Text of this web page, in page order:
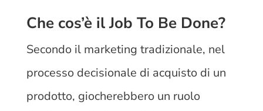
Che cos’è il Job To Be Done?
Secondo il marketing tradizionale, nel
processo decisionale di acquisto di un
prodotto, giocherebbero un ruolo